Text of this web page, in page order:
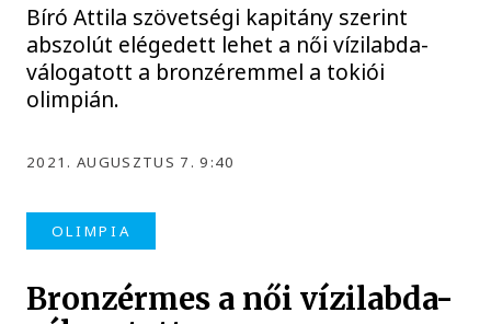
Bíró Attila szövetségi kapitány szerint
abszolút elégedett lehet a női vízilabda-
válogatott a bronzéremmel a tokiói
olimpián.
2021. AUGUSZTUS 7. 9:40
OLIMPIA
Bronzérmes a női vízilabda-